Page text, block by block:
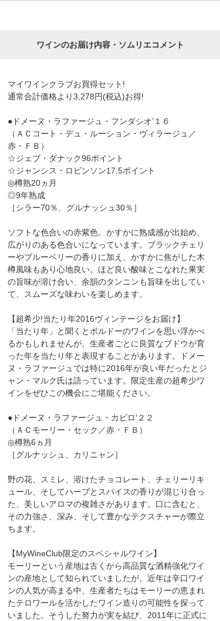
ワインのお届け内容・ソムリエコメント
マイワインクラブお買得セット!
通常合計価格より3,278円(税込)お得!
●ドメーヌ・ラファージュ・フンダシオ’１６
（ＡＣコート・デュ・ルーション・ヴィラージュ／
赤・ＦＢ）
☆ジェブ・ダナック96ポイント
☆ジャンシス・ロビンソン17.5ポイント
◎樽熟20ヵ月
◎9年熟成
［シラー70％、グルナッシュ30％］
ソフトな色合いの赤紫色。かすかに熟成感が出始め、
広がりのある色合いになっています。ブラックチェリ
ーやブルーベリーの香りに加え、かすかに焦がした木
樽風味もあり心地良い。ほど良い酸味とこなれた果実
の旨味が溶け合い、余韻のタンニンも旨味を出してい
て、スムーズな味わいを楽しめます。
【超希少!当たり年2016ヴィンテージをお届け】
「当たり年」と聞くとボルドーのワインを思い浮かべ
るかもしれませんが、生産者ごとに良質なブドウが育
った年を当たり年と表現することがあります。ドメー
ヌ・ラファージュでは特に2016年が良い年だったとジ
ャン・マルク氏は語っています。限定生産の超希少ワ
インをぜひこの機会にご堪能ください。
●ドメーヌ・ラファージュ・カビロ’２２
（ＡＣモーリー・セック／赤・ＦＢ）
◎樽熟6ヵ月
［グルナッシュ、カリニャン］
野の花、スミレ、溶けたチョコレート、チェリーリキ
ュール、そしてハーブとスパイスの香りが混じり合っ
た、美しいアロマの複雑さがあります。口に含むと、
その力強さ、深み、そして豊かなテクスチャーが際立
ちます。
【MyWineClub限定のスペシャルワイン】
モーリーという産地は古くから高品質な酒精強化ワイ
ンの産地として知られていましたが、近年は辛口ワイ
ンの人気が高まる中、生産者たちはモーリーの恵まれ
たテロワールを活かしたワイン造りの可能性を探って
いました。そうした努力が実を結び、2011年に正式に